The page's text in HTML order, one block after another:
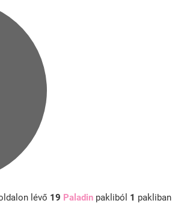
lévő 19 Paladin pakliból 1 pakliban